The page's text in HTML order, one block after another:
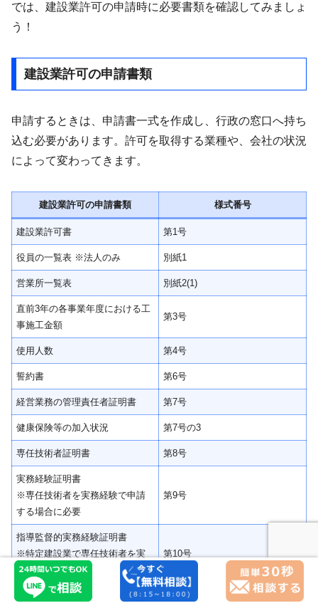
では、建設業許可の申請時に必要書類を確認してみましょ
う！
建設業許可の申請書類
申請するときは、申請書一式を作成し、行政の窓口へ持ち
込む必要があります。許可を取得する業種や、会社の状況
によって変わってきます。
建設業許可の申請書類 様式番号
建設業許可書 第1号
役員の一覧表 ※法人のみ 別紙1
営業所一覧表 別紙2(1)
直前3年の各事業年度における工
事施工金額
第3号
使用人数 第4号
誓約書 第6号
経営業務の管理責任者証明書 第7号
健康保険等の加入状況 第7号の3
専任技術者証明書 第8号
実務経験証明書
※専任技術者を実務経験で申請
する場合に必要
第9号
指導監督的実務経験証明書
※特定建設業で専任技術者を実
務経験で申請する場合に必要
第10号
令第3条に規定する使用人の一覧